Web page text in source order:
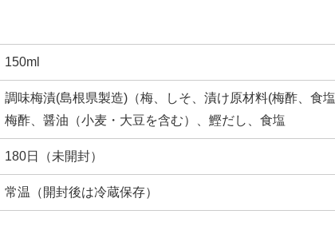
150ml
調味梅漬(島根県製造)（梅、しそ、漬け原材料(梅酢、食
梅酢、醤油（小麦・大豆を含む）、鰹だし、食塩
180日（未開封）
常温（開封後は冷蔵保存）